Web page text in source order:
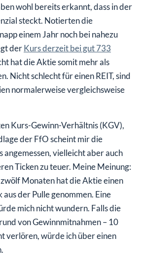
wohl bereits erkannt, dass in der
steckt. Notierten die
einem Jahr noch bei nahezu
derKurs derzeit bei gut 733
hat die Aktie somit mehr als
Nicht schlecht für einen REIT, sind
normalerweise vergleichsweise
Kurs-Gewinn-Verhältnis (KGV),
der FfO scheint mir die
angemessen, vielleicht aber auch
Ticken zu teuer. Meine Meinung:
Monaten hat die Aktie einen
der Pulle genommen. Eine
mich nicht wundern. Falls die
von Gewinnmitnahmen – 10
verlören, würde ich über einen